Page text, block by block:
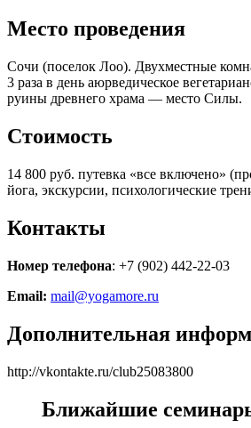
Место проведения
Сочи (поселок Лоо). Двухместные
3 раза в день аюрведическое
руины древнего храма — место Силы.
Стоимость
14 800 руб. путевка «все включено»
йога, экскурсии, психологические
Контакты
Номер телефона: +7 (902) 442-22-03
Email: mail@yogamore.ru
Дополнительная
http://vkontakte.ru/club25083800
Ближайшие